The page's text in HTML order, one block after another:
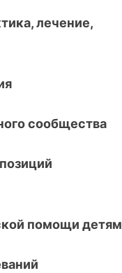
лечение,
сообщества
помощи детям